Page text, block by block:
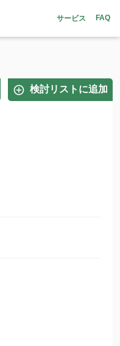
サービス FAQ
検討リストに追加